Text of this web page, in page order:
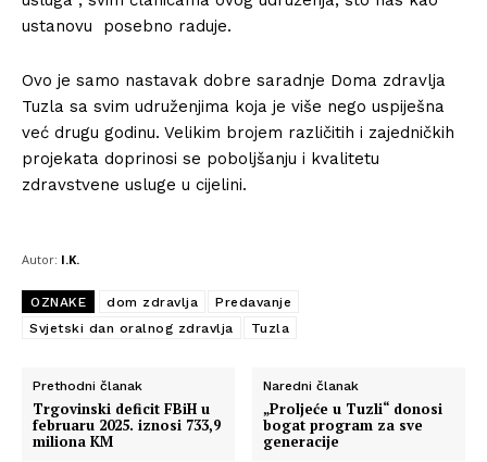
ustanovu posebno raduje.
Ovo je samo nastavak dobre saradnje Doma zdravlja
Tuzla sa svim udruženjima koja je više nego uspiješna
već drugu godinu. Velikim brojem različitih i zajedničkih
projekata doprinosi se poboljšanju i kvalitetu
zdravstvene usluge u cijelini.
Autor: I.K.
OZNAKE dom zdravlja
Predavanje
Svjetski dan oralnog zdravlja
Tuzla
Prethodni članak
Trgovinski deficit FBiH u
februaru 2025. iznosi 733,9
miliona KM
Naredni članak
„Proljeće u Tuzli“ donosi
bogat program za sve
generacije